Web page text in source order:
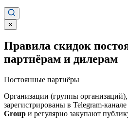
✕
Правила скидок
партнёрам и дилерам
Постоянные партнёры
Организации (группы
зарегистрированы в Telegram-канале
Group и регулярно закупают